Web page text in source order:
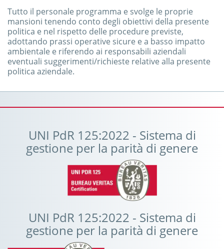
Tutto il personale programma e svolge le proprie
mansioni tenendo conto degli obiettivi della presente
politica e nel rispetto delle procedure previste,
adottando prassi operative sicure e a basso impatto
ambientale e riferendo ai responsabili aziendali
eventuali suggerimenti/richieste relative alla presente
politica aziendale.
UNI PdR 125:2022 - Sistema di
gestione per la parità di genere
UNI PdR 125:2022 - Sistema di
gestione per la parità di genere